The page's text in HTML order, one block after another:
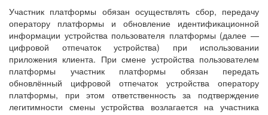
Участник платформы обязан осуществлять сбор, передачу
оператору платформы и обновление идентификационной
информации устройства пользователя платформы (далее —
цифровой отпечаток устройства) при использовании
приложения клиента. При смене устройства пользователем
платформы участник платформы обязан передать
обновлённый цифровой отпечаток устройства оператору
платформы, при этом ответственность за подтверждение
легитимности смены устройства возлагается на участника